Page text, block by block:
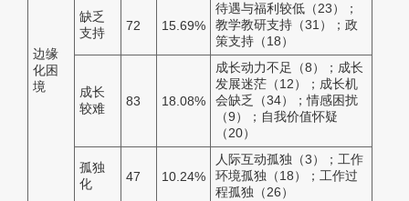
边缘
化困
境
缺乏
支持
72 15.69%
待遇与福利较低（23）；
教学教研支持（31）；政
策支持（18）
成长
较难
83 18.08%
成长动力不足（8）；成长
发展迷茫（12）；成长机
会缺乏（34）；情感困扰
（9）；自我价值怀疑
（20）
孤独
化
47 10.24%
人际互动孤独（3）；工作
环境孤独（18）；工作过
程孤独（26）